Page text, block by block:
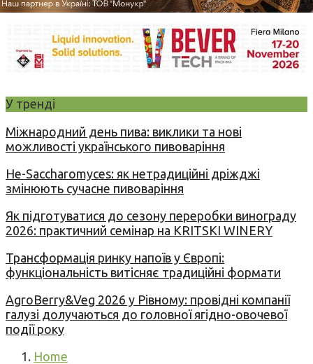
У тренді
Міжнародний день пива: виклики та нові
можливості українського пивоваріння
Не-Saccharomyces: як нетрадиційні дріжджі
змінюють сучасне пивоваріння
Як підготуватися до сезону переробки винограду
2026: практичний семінар на KRITSKI WINERY
Трансформація ринку напоїв у Європі:
функціональність витісняє традиційні формати
AgroBerry&Veg 2026 у Рівному: провідні компанії
галузі долучаються до головної ягідно-овочевої
події року
Home